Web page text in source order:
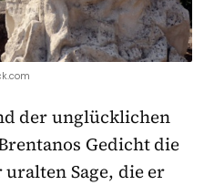
der unglücklichen
Gedicht die
Sage, die er